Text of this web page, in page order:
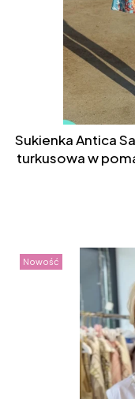
Sukienka Antica
turkusowa w
Nowość